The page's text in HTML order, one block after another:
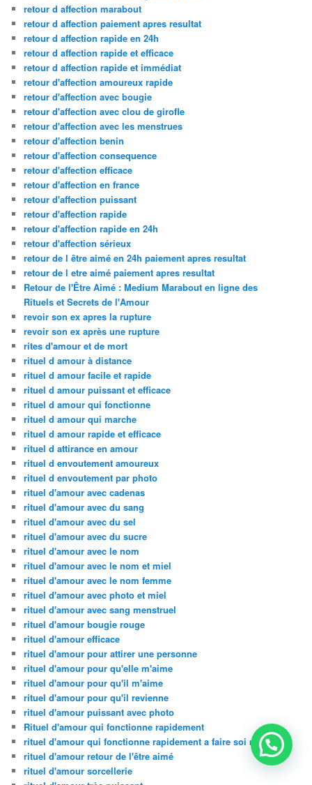
retour d affection marabout
retour d affection paiement apres resultat
retour d affection rapide en 24h
retour d affection rapide et efficace
retour d affection rapide et immédiat
retour d'affection amoureux rapide
retour d'affection avec bougie
retour d'affection avec clou de girofle
retour d'affection avec les menstrues
retour d'affection benin
retour d'affection consequence
retour d'affection efficace
retour d'affection en france
retour d'affection puissant
retour d'affection rapide
retour d'affection rapide en 24h
retour d'affection sérieux
retour de l être aimé en 24h paiement apres resultat
retour de l etre aimé paiement apres resultat
Retour de l'Être Aimé : Medium Marabout en ligne des
Rituels et Secrets de l'Amour
revoir son ex apres la rupture
revoir son ex après une rupture
rites d'amour et de mort
rituel d amour à distance
rituel d amour facile et rapide
rituel d amour puissant et efficace
rituel d amour qui fonctionne
rituel d amour qui marche
rituel d amour rapide et efficace
rituel d attirance en amour
rituel d envoutement amoureux
rituel d envoutement par photo
rituel d'amour avec cadenas
rituel d'amour avec du sang
rituel d'amour avec du sel
rituel d'amour avec du sucre
rituel d'amour avec le nom
rituel d'amour avec le nom et miel
rituel d'amour avec le nom femme
rituel d'amour avec photo et miel
rituel d'amour avec sang menstruel
rituel d'amour bougie rouge
rituel d'amour efficace
rituel d'amour pour attirer une personne
rituel d'amour pour qu'elle m'aime
rituel d'amour pour qu'il m'aime
rituel d'amour pour qu'il revienne
rituel d'amour puissant avec photo
Rituel d'amour qui fonctionne rapidement
rituel d'amour qui fonctionne rapidement a faire soi meme
rituel d'amour retour de l'être aimé
rituel d'amour sorcellerie